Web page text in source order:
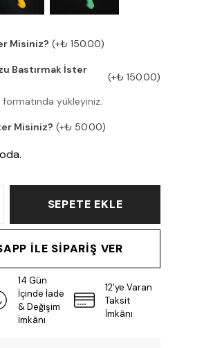
Misiniz? (+₺ 150.00)
Bastırmak İster
(+₺ 150.00)
yükleyiniz.
Misiniz? (+₺ 50.00)
SEPETE EKLE
ILE SIPARIŞ VER
14 Gün
İçinde İade
& Değişim
İmkânı
12'ye Varan
Taksit
İmkânı